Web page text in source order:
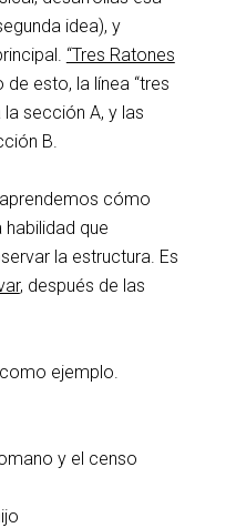
idea), y
“Tres Ratones
de esto, la línea “tres
sección A, y las
B.
cómo
habilidad que
la estructura. Es
, después de las
ejemplo.
y el censo